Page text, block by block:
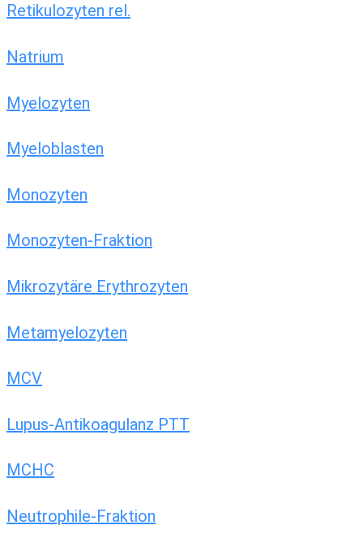
Retikulozyten rel.
Natrium
Myelozyten
Myeloblasten
Monozyten
Monozyten-Fraktion
Mikrozytäre Erythrozyten
Metamyelozyten
MCV
Lupus-Antikoagulanz PTT
MCHC
Neutrophile-Fraktion